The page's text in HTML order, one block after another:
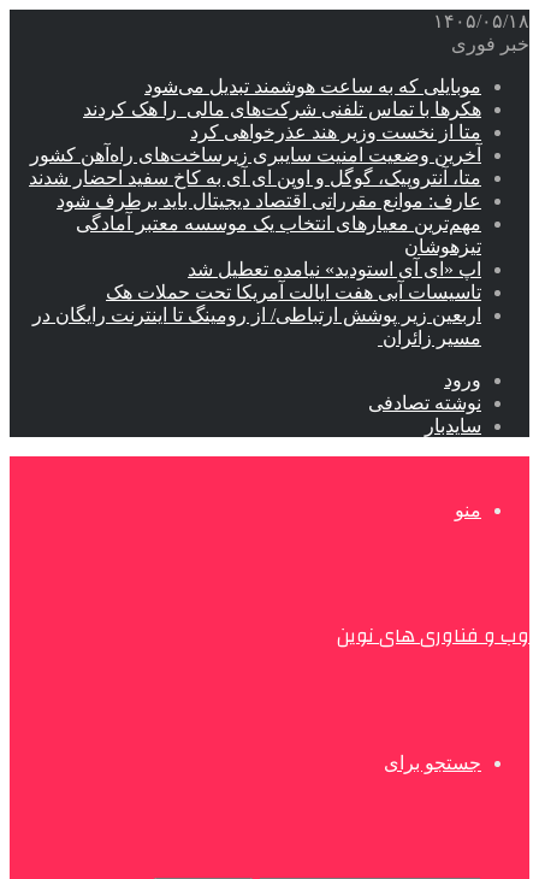
۱۴۰۵/۰۵/۱۸
خبر فوری
موبایلی که به ساعت هوشمند تبدیل می‌شود
هکرها با تماس تلفنی شرکت‌های مالی را هک کردند
متا از نخست وزیر هند عذرخواهی کرد
آخرین وضعیت امنیت سایبری زیرساخت‌های راه‌آهن کشور
متا، آنتروپیک، گوگل و اوپن ای آی به کاخ سفید احضار شدند
عارف: موانع مقرراتی اقتصاد دیجیتال باید برطرف شود
مهم‌ترین معیارهای انتخاب یک موسسه معتبر آمادگی
تیزهوشان
اپ «ای آی استودید» نیامده تعطیل شد
تاسیسات آبی هفت ایالت آمریکا تحت حملات هک
اربعین زیر پوشش ارتباطی/ از رومینگ تا اینترنت رایگان در
مسیر زائران
ورود
نوشته تصادفی
سایدبار
منو
وب و فناوری های نوین
جستجو برای